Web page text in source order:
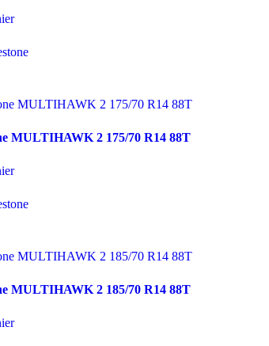
MULTIHAWK 2 175/70 R14 88T
MULTIHAWK 2 185/70 R14 88T